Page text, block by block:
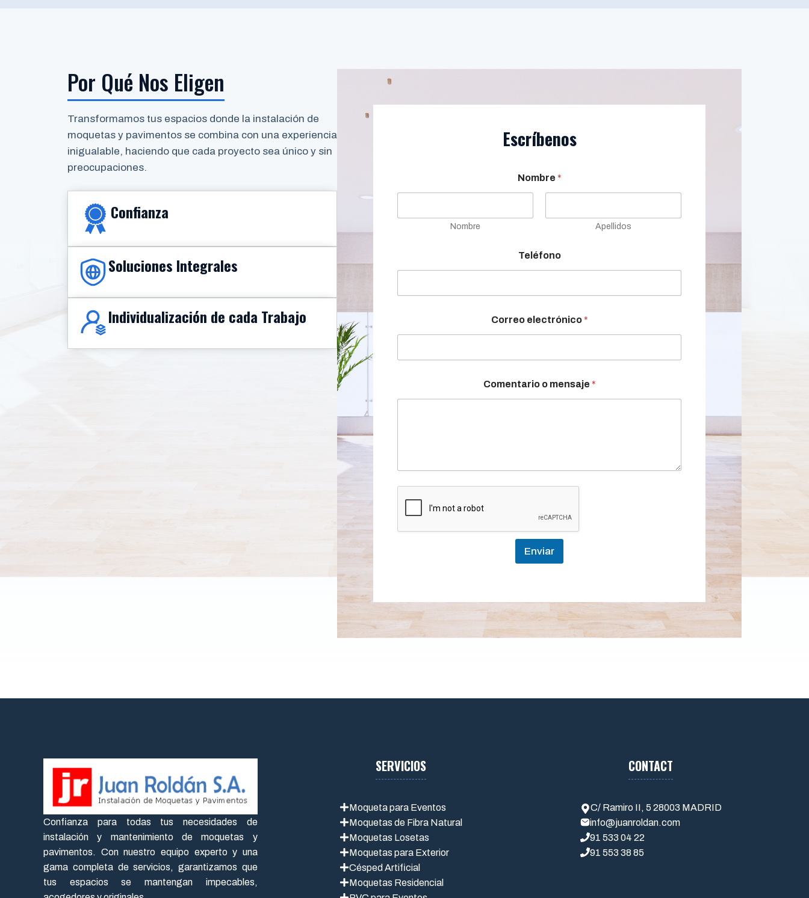
Por Qué Nos Eligen
Transformamos tus espacios donde la instalación de
moquetas y pavimentos se combina con una experiencia
inigualable, haciendo que cada proyecto sea único y sin
preocupaciones.
Confianza
Soluciones Integrales
Individualización de cada Trabajo
Escríbenos
Nombre *
Nombre Apellidos
Teléfono
Correo electrónico *
Comentario o mensaje *
Enviar
Confianza para todas tus necesidades de
instalación y mantenimiento de moquetas y
pavimentos. Con nuestro equipo experto y una
gama completa de servicios, garantizamos que
tus espacios se mantengan impecables,
SERVICIOS
Moqueta para Eventos
Moquetas de Fibra Natural
Moquetas Losetas
Moquetas para Exterior
Césped Artificial
Moquetas Residencial
CONTACT
C/ Ramiro II, 5 28003 MADRID
info@juanroldan.com
91 533 04 22
91 553 38 85